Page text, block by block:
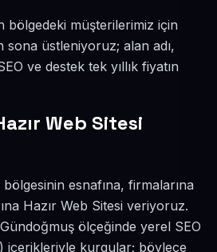
bölgedeki müşterilerimiz için
sona üstleniyoruz; alan adı,
ve destek tek yıllık fiyatın
Web Sitesi
esnafına, firmalarına
Hazır Web Sitesi veriyoruz.
ölçeğinde yerel SEO
içerikleriyle kurgular; böylece